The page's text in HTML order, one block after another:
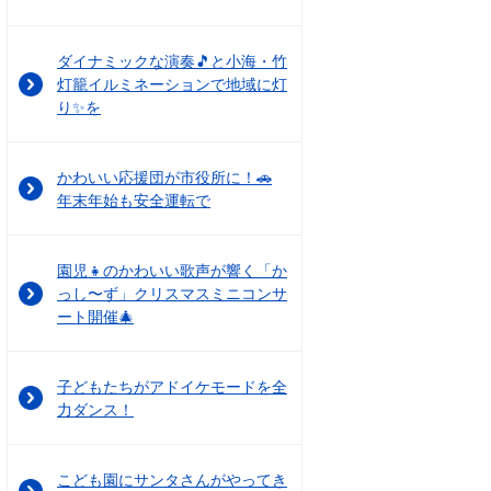
ダイナミックな演奏🎵と小海・竹
灯籠イルミネーションで地域に灯
り✨を
かわいい応援団が市役所に！🚗
年末年始も安全運転で
園児👧のかわいい歌声が響く「か
っし〜ず」クリスマスミニコンサ
ート開催🎄
子どもたちがアドイケモードを全
力ダンス！
こども園にサンタさんがやってき